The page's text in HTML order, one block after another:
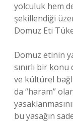
yolculuk hem
şekillendiği
Domuz Eti
Domuz etinin
sınırlı bir
ve kültürel
da “haram”
bu yasağın